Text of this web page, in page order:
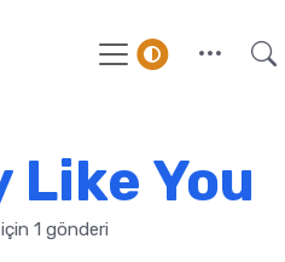
Like You
1 gönderi